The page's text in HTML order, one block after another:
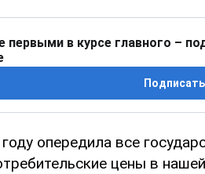
первыми в курсе главного –
опередила все
цены в